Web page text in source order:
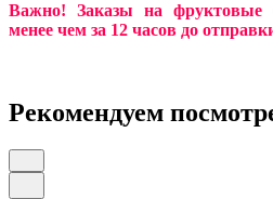
Важно! Заказы на фруктовые
менее чем за 12 часов до
Рекомендуем